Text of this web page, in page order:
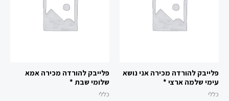
פלייבק להורדה מכירה אני נושא
עימי שלמה ארצי *
כללי
פלייבק להורדה מכירה אמא
שלומי שבת *
כללי